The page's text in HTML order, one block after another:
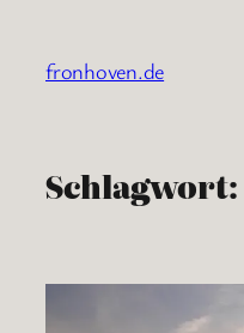
springen
fronhoven.de
Schlagwort: